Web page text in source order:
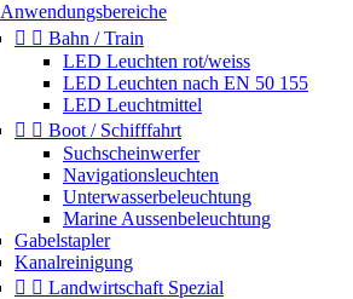
Anwendungsbereiche
  Bahn / Train
LED Leuchten rot/weiss
LED Leuchten nach EN 50 155
LED Leuchtmittel
  Boot / Schifffahrt
Suchscheinwerfer
Navigationsleuchten
Unterwasserbeleuchtung
Marine Aussenbeleuchtung
Gabelstapler
Kanalreinigung
  Landwirtschaft Spezial